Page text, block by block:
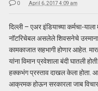
0 April 6, 2017 4:09 am
दिल्ली – एअर इंडियाच्या कर्मचा-
नॉटरिचेबल असलेले शिवसनेचे
कामकाजात सहभागी होणार आहेत.
यांना विमान प्रवेशाला बंदी घातली
हक्कभंग प्रस्ताव दाखल केला होता.
आक्रमक होऊन सरकारला जाब